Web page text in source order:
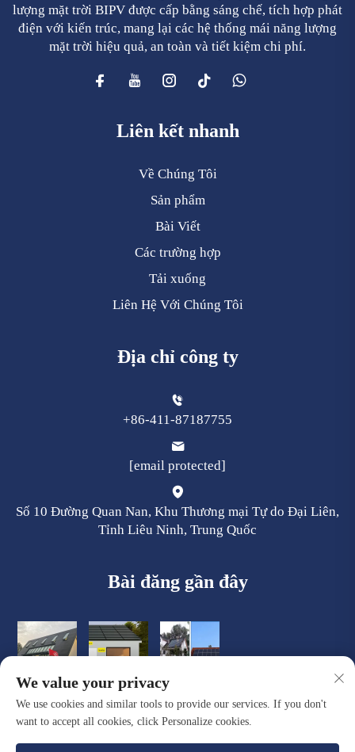
lượng mặt trời BIPV được cấp bằng sáng chế, tích hợp phát
điện với kiến trúc, mang lại các hệ thống mái năng lượng
mặt trời hiệu quả, an toàn và tiết kiệm chi phí.
Liên kết nhanh
Về Chúng Tôi
Sản phẩm
Bài Viết
Các trường hợp
Tải xuống
Liên Hệ Với Chúng Tôi
Địa chỉ công ty
+86-411-87187755
[email protected]
Số 10 Đường Quan Nan, Khu Thương mại Tự do Đại Liên,
Tỉnh Liêu Ninh, Trung Quốc
Bài đăng gần đây
We value your privacy
We use cookies and similar tools to provide our services. If you don't
want to accept all cookies, click Personalize cookies.